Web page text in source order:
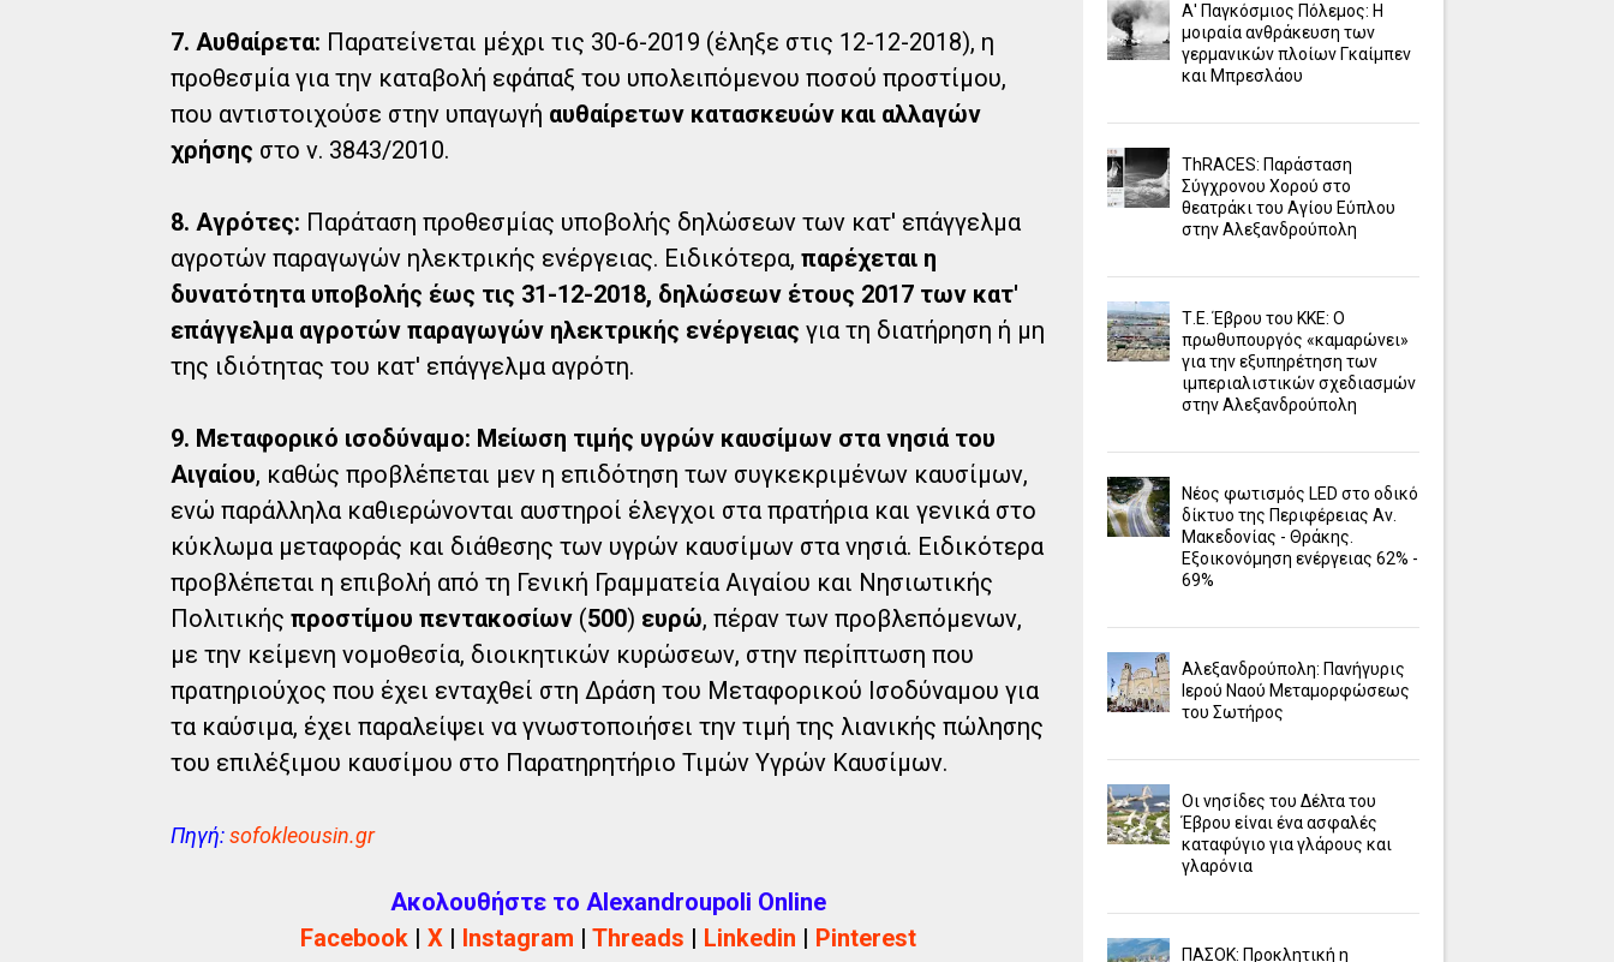
7. Αυθαίρετα: Παρατείνεται μέχρι τις 30-6-2019 (έληξε στις 12-12-2018), η
προθεσμία για την καταβολή εφάπαξ του υπολειπόμενου ποσού προστίμου,
που αντιστοιχούσε στην υπαγωγή αυθαίρετων κατασκευών και αλλαγών
χρήσης στο ν. 3843/2010.
8. Αγρότες: Παράταση προθεσμίας υποβολής δηλώσεων των κατ' επάγγελμα
αγροτών παραγωγών ηλεκτρικής ενέργειας. Ειδικότερα, παρέχεται η
δυνατότητα υποβολής έως τις 31-12-2018, δηλώσεων έτους 2017 των κατ'
επάγγελμα αγροτών παραγωγών ηλεκτρικής ενέργειας για τη διατήρηση ή μη
της ιδιότητας του κατ' επάγγελμα αγρότη.
9. Μεταφορικό ισοδύναμο: Μείωση τιμής υγρών καυσίμων στα νησιά του
Αιγαίου, καθώς προβλέπεται μεν η επιδότηση των συγκεκριμένων καυσίμων,
ενώ παράλληλα καθιερώνονται αυστηροί έλεγχοι στα πρατήρια και γενικά στο
κύκλωμα μεταφοράς και διάθεσης των υγρών καυσίμων στα νησιά. Ειδικότερα
προβλέπεται η επιβολή από τη Γενική Γραμματεία Αιγαίου και Νησιωτικής
Πολιτικής προστίμου πεντακοσίων (500) ευρώ, πέραν των προβλεπόμενων,
με την κείμενη νομοθεσία, διοικητικών κυρώσεων, στην περίπτωση που
πρατηριούχος που έχει ενταχθεί στη Δράση του Μεταφορικού Ισοδύναμου για
τα καύσιμα, έχει παραλείψει να γνωστοποιήσει την τιμή της λιανικής πώλησης
του επιλέξιμου καυσίμου στο Παρατηρητήριο Τιμών Υγρών Καυσίμων.
Πηγή:sofokleousin.gr
Ακολουθήστε το Alexandroupoli Online
Facebook| X| Instagram | Threads | Linkedin | Pinterest
Α' Παγκόσμιος Πόλεμος: Η
μοιραία ανθράκευση των
γερμανικών πλοίων Γκαίμπεν
και Μπρεσλάου
ΤhRACES: Παράσταση
Σύγχρονου Χορού στο
θεατράκι του Αγίου Εύπλου
στην Αλεξανδρούπολη
Τ.Ε. Έβρου του ΚΚΕ: Ο
πρωθυπουργός «καμαρώνει»
για την εξυπηρέτηση των
ιμπεριαλιστικών σχεδιασμών
στην Αλεξανδρούπολη
Νέος φωτισμός LED στο οδικό
δίκτυο της Περιφέρειας Αν.
Μακεδονίας - Θράκης.
Εξοικονόμηση ενέργειας 62% -
69%
Αλεξανδρούπολη: Πανήγυρις
Ιερού Ναού Μεταμορφώσεως
του Σωτήρος
Οι νησίδες του Δέλτα του
Έβρου είναι ένα ασφαλές
καταφύγιο για γλάρους και
γλαρόνια
ΠΑΣΟΚ: Προκλητική η